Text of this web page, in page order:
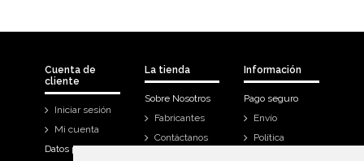
Cuenta de
cliente
Iniciar sesión
Mi cuenta
Datos personales
La tienda
Sobre Nosotros
Fabricantes
Contáctanos
Información
Pago seguro
Envío
Política